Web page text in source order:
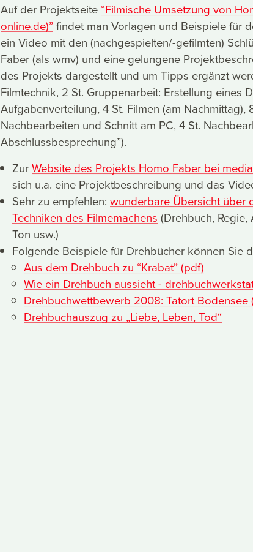
Auf der Projektseite “Filmische Umsetzung von
online.de)”findet man Vorlagen und Beispiele für
ein Video mit den (nachgespielten/-gefilmten)
Faber (als wmv) und eine gelungene
des Projekts dargestellt und um Tipps ergänzt
Filmtechnik, 2 St. Gruppenarbeit: Erstellung eines
Aufgabenverteilung, 4 St. Filmen (am Nachmittag),
Nachbearbeiten und Schnitt am PC, 4 St.
Abschlussbesprechung”).
ZurWebsite des Projekts Homo Faber bei
sich u.a. eine Projektbeschreibung und das
Sehr zu empfehlen:wunderbare Übersicht über
Techniken des Filmemachens (Drehbuch,
Ton usw.)
Folgende Beispiele für Drehbücher können Sie
Aus dem Drehbuch zu “Krabat” (pdf)
Wie ein Drehbuch aussieht -
Drehbuchwettbewerb 2008: Tatort Bodensee
Drehbuchauszug zu „Liebe, Leben, Tod“